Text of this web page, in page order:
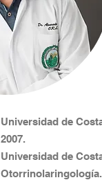
Universidad de
2007.
Universidad de
Otorrinolaringología.